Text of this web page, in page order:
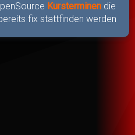
Kursterminen die
fix stattfinden werden